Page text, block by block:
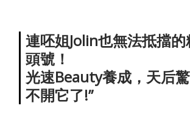
連呸姐Jolin也無法抵擋
頭號！
光速Beauty養成，天后
不開它了!”